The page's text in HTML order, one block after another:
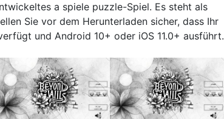
a spiele puzzle-Spiel. Es steht als
Sie vor dem Herunterladen sicher, dass Ihr
und Android 10+ oder iOS 11.0+ ausführt.